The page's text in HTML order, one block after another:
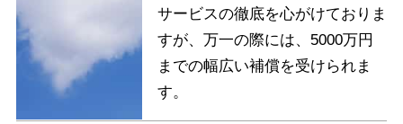
サービスの徹底を心がけておりま
すが、万一の際には、5000万円
までの幅広い補償を受けられま
す。